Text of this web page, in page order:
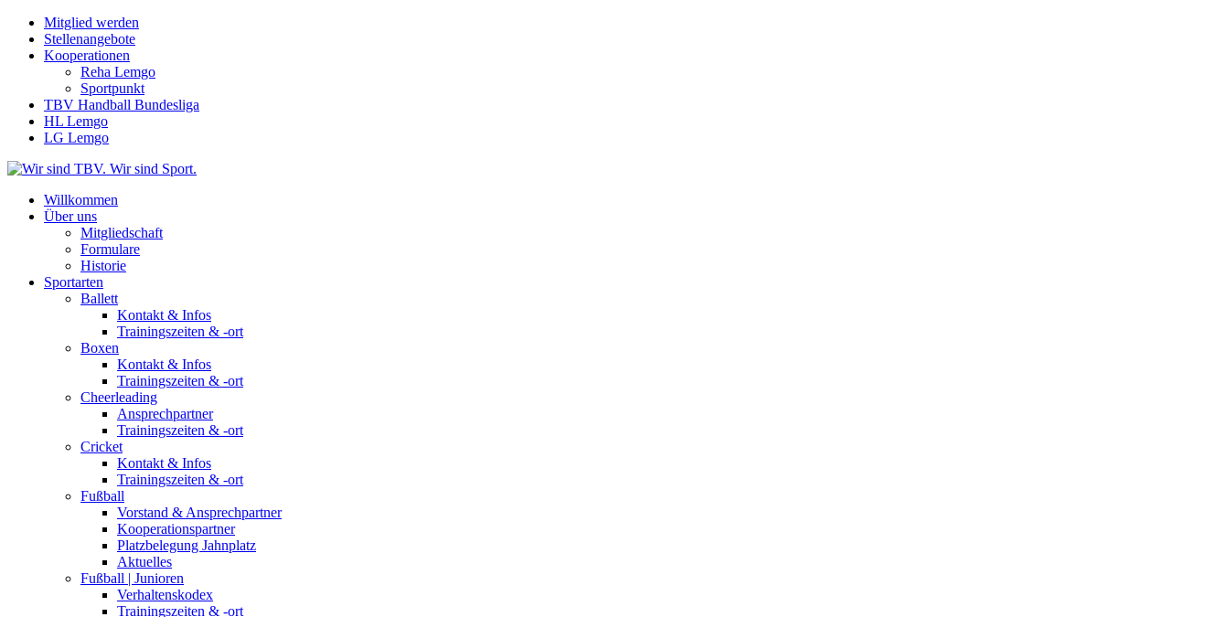
Mitglied werden
Stellenangebote
Kooperationen
Reha Lemgo
Sportpunkt
TBV Handball Bundesliga
HL Lemgo
LG Lemgo
Willkommen
Über uns
Mitgliedschaft
Formulare
Historie
Sportarten
Ballett
Kontakt & Infos
Trainingszeiten & -ort
Boxen
Kontakt & Infos
Trainingszeiten & -ort
Cheerleading
Ansprechpartner
Trainingszeiten & -ort
Cricket
Kontakt & Infos
Trainingszeiten & -ort
Fußball
Vorstand & Ansprechpartner
Kooperationspartner
Platzbelegung Jahnplatz
Aktuelles
Fußball | Junioren
Verhaltenskodex
Trainingszeiten & -ort